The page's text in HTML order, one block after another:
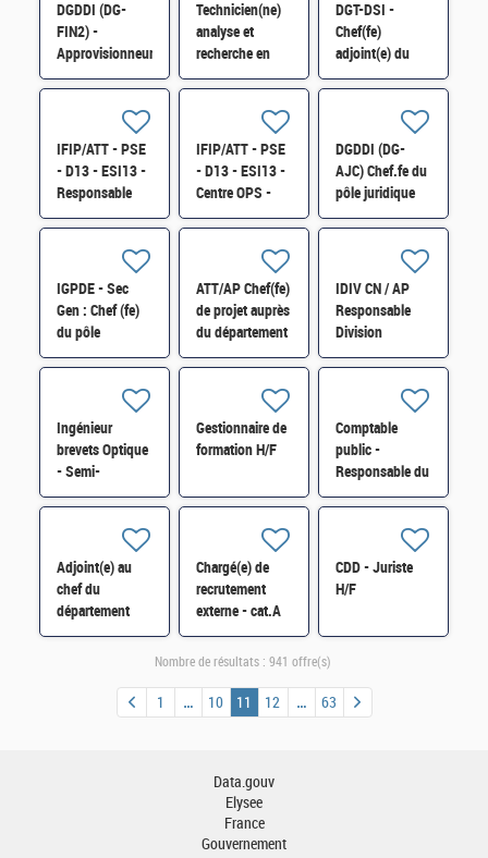
DGDDI (DG-
FIN2) -
Approvisionneur(euse)
au sein du
Technicien(ne)
analyse et
recherche en
biologie H/F
DGT-DSI -
Chef(fe)
adjoint(e) du
département
d'information
H/F
IFIP/ATT - PSE
- D13 - ESI13 -
Responsable
Support aux
Locales (SIL)
H/F
IFIP/ATT - PSE
- D13 - ESI13 -
Centre OPS -
Ingénieur(e)
DGDDI (DG-
AJC) Chef.fe du
pôle juridique
spécialisé H/F
IGPDE - Sec
Gen : Chef (fe)
du pôle
"Synthèse et
ATT/AP Chef(fe)
de projet auprès
du département
de contrôle
IDIV CN / AP
Responsable
Division
Contrôle Fiscal
Ingénieur
brevets Optique
- Semi-
conducteur H/F
Gestionnaire de
formation H/F
Comptable
public -
Responsable du
Service
l'enregistrement
(SDE) Marseille
Adjoint(e) au
chef du
département
Carrières et
d'Ile-de-France
Chargé(e) de
recrutement
externe - cat.A
H/F
CDD - Juriste
H/F
Nombre de résultats : 941 offre(s)
1 10 11 12 63
Data.gouv
Elysee
France
Gouvernement